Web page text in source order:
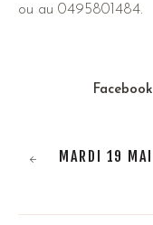
ou au 0495801484.
Facebook
MARDI 19 MAI